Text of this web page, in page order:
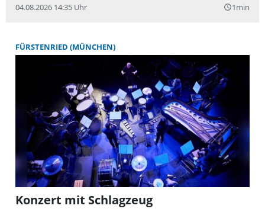
04.08.2026 14:35 Uhr query_builder1min
FÜRSTENRIED (MÜNCHEN)
Konzert mit Schlagzeug